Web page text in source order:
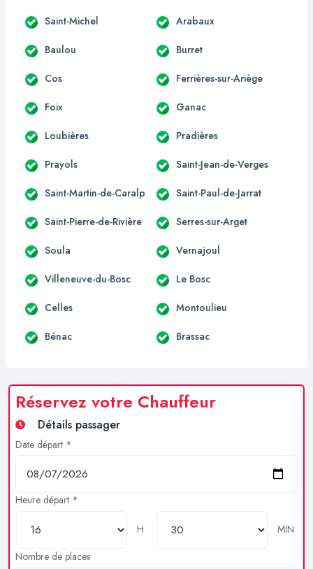
Saint-Michel Arabaux
Baulou Burret
Cos Ferrières-sur-Ariège
Foix Ganac
Loubières Pradières
Prayols Saint-Jean-de-Verges
Saint-Martin-de-Caralp Saint-Paul-de-Jarrat
Saint-Pierre-de-Rivière Serres-sur-Arget
Soula Vernajoul
Villeneuve-du-Bosc Le Bosc
Celles Montoulieu
Bénac Brassac
Réservez votre Chauffeur
Détails passager
Date départ *
Heure départ *
H
MIN
Nombre de places